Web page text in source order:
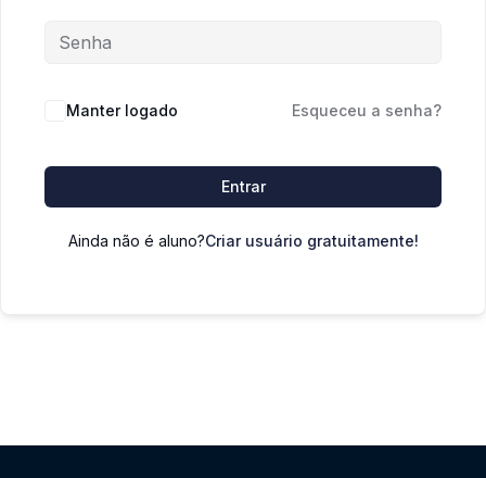
Manter logado Esqueceu a senha?
Entrar
Ainda não é aluno?Criar usuário gratuitamente!